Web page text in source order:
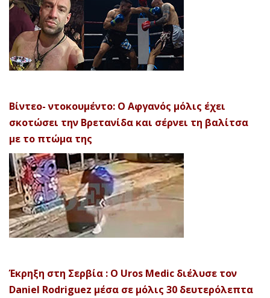
Βίντεο- ντοκουμέντο: Ο Αφγανός μόλις έχει
σκοτώσει την Βρετανίδα και σέρνει τη βαλίτσα
με το πτώμα της
Έκρηξη στη Σερβία : Ο Uros Medic διέλυσε τον
Daniel Rodriguez μέσα σε μόλις 30 δευτερόλεπτα